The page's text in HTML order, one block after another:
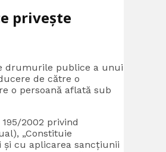
privește
drumurile publice a unui
de către o
o persoană aflată sub
2002 privind
„Constituie
și cu aplicarea sancțiunii